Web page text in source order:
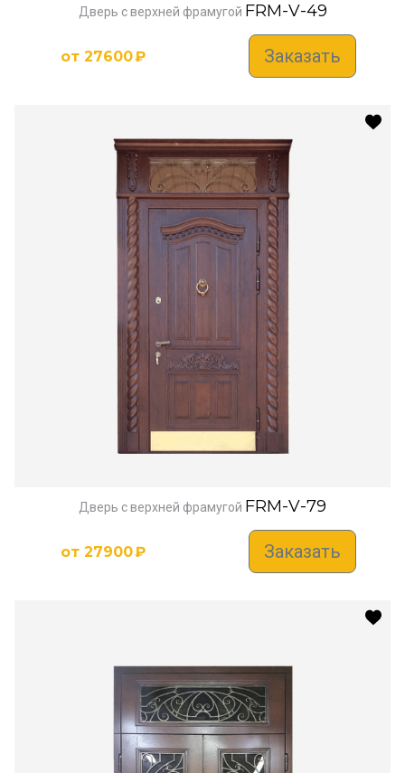
Дверь с верхней фрамугой FRM-V-49
от 27600₽ Заказать
Дверь с верхней фрамугой FRM-V-79
от 27900₽ Заказать